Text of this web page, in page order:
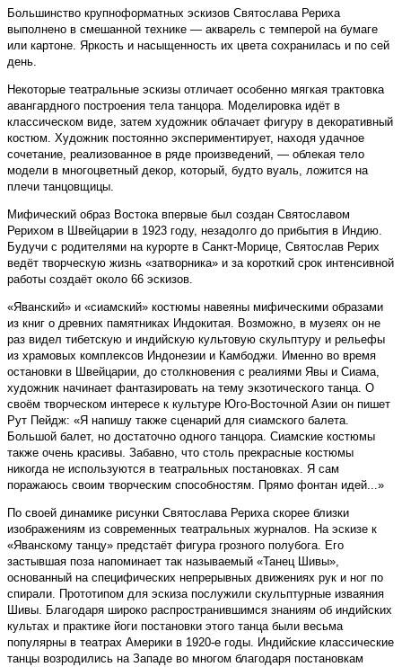
Большинство крупноформатных эскизов Свято­слава Рериха
выполнено в смешанной технике — акварель с темперой на бумаге
или картоне. Яркость и насыщенность их цвета сохранилась и по сей
день.
Некоторые театральные эскизы отличает особенно мягкая трактовка
авангардного построения тела танцора. Моделировка идёт в
классическом виде, затем художник облачает фигуру в декоративный
костюм. Художник постоянно экспериментирует, находя удачное
сочетание, реализованное в ряде произведений, — облекая тело
модели в многоцветный декор, который, будто вуаль, ложится на
плечи танцовщицы.
Мифический образ Востока впервые был создан Святославом
Рерихом в Швейцарии в 1923 году, незадолго до прибытия в Индию.
Будучи с родителями на курорте в Санкт-Морице, Святослав Рерих
ведёт творческую жизнь «затворника» и за короткий срок интенсивной
работы создаёт около 66 эскизов.
«Яванский» и «сиамский» костюмы навеяны мифическими образами
из книг о древних памятниках Индокитая. Возможно, в музеях он не
раз видел тибетскую и индийскую культовую скульптуру и рельефы
из храмовых комплексов Индонезии и Камбоджи. Именно во время
остановки в Швейцарии, до столкновения с реалиями Явы и Сиама,
художник начинает фантазировать на тему экзотического танца. О
своём творческом интересе к культуре Юго-Восточной Азии он пишет
Рут Пейдж: «Я напишу также сценарий для сиамского балета.
Большой балет, но достаточно одного танцора. Сиамские костюмы
также очень красивы. Забавно, что столь прекрасные костюмы
никогда не используются в театральных постановках. Я сам
поражаюсь своим творческим способностям. Прямо фонтан идей...»
По своей динамике рисунки Святослава Рериха скорее близки
изображениям из современных теат­ральных журналов. На эскизе к
«Яванскому танцу» предстаёт фигура грозного полубога. Его
застывшая поза напоминает так называемый «Танец Шивы»,
основанный на специфических непрерывных движениях рук и ног по
спирали. Прототипом для эскиза послужили скульптурные изваяния
Шивы. Благодаря широко распространившимся знаниям об индийских
культах и практике йоги постановки этого танца были весьма
популярны в театрах Америки в 1920-е годы. Индийские классические
танцы возродились на Западе во многом благодаря постановкам